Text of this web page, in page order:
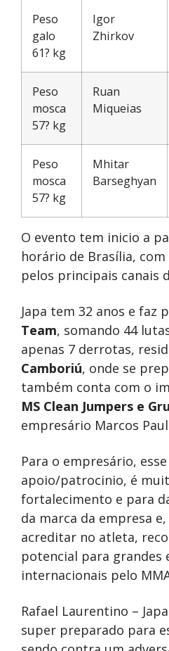
Peso
galo
61? kg
Igor
Zhirkov
Peso
mosca
57? kg
Ruan
Miqueias
Peso
mosca
57? kg
Mhitar
Barseghyan
O evento tem inicio a
horário de Brasília,
pelos principais canais
Japa tem 32 anos e faz
Team, somando 44
apenas 7 derrotas,
Camboriú, onde se
também conta com o
MS Clean Jumpers e
empresário Marcos
Para o empresário,
apoio/patrocinio, é
fortalecimento e para
da marca da empresa
acreditar no atleta,
potencial para grandes
internacionais pelo
Rafael Laurentino –
super preparado para